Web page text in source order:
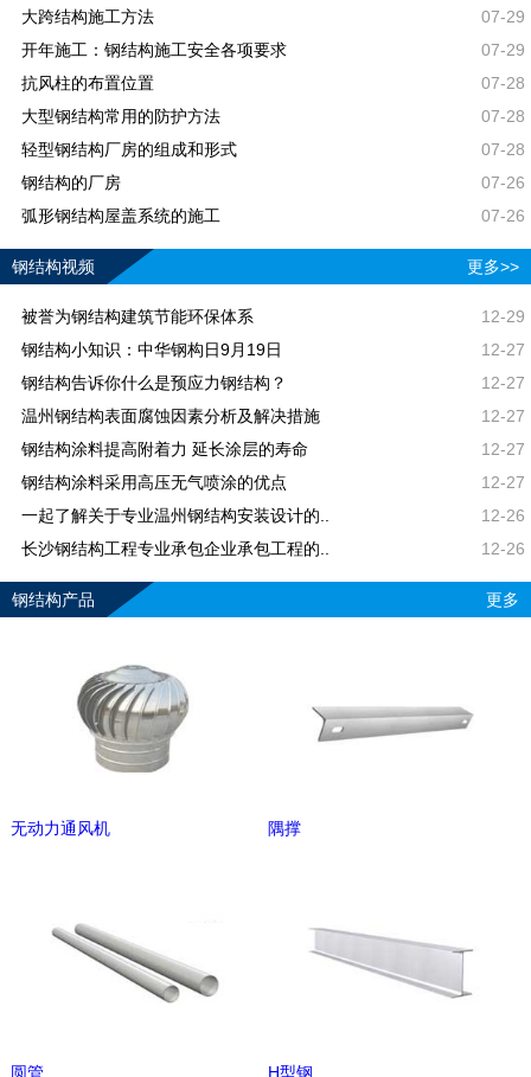
大跨结构施工方法
07-29
开年施工：钢结构施工安全各项要求
07-29
抗风柱的布置位置
07-28
大型钢结构常用的防护方法
07-28
轻型钢结构厂房的组成和形式
07-28
钢结构的厂房
07-26
弧形钢结构屋盖系统的施工
07-26
钢结构视频 更多>>
被誉为钢结构建筑节能环保体系
12-29
钢结构小知识：中华钢构日9月19日
12-27
钢结构告诉你什么是预应力钢结构？
12-27
温州钢结构表面腐蚀因素分析及解决措施
12-27
钢结构涂料提高附着力 延长涂层的寿命
12-27
钢结构涂料采用高压无气喷涂的优点
12-27
一起了解关于专业温州钢结构安装设计的..
12-26
长沙钢结构工程专业承包企业承包工程的..
12-26
钢结构产品 更多
无动力通风机 隅撑
圆管 H型钢